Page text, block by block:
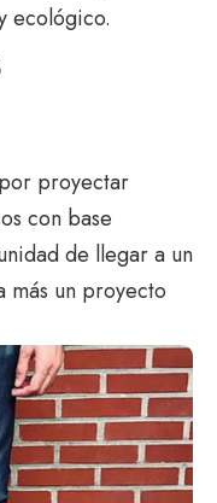
ecológico.
proyectar
con base
de llegar a un
más un proyecto